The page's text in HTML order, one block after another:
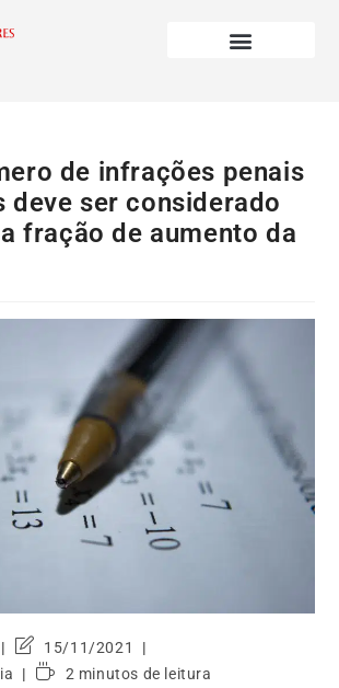
de infrações penais
deve ser considerado
fração de aumento da
15/11/2021
2 minutos de leitura